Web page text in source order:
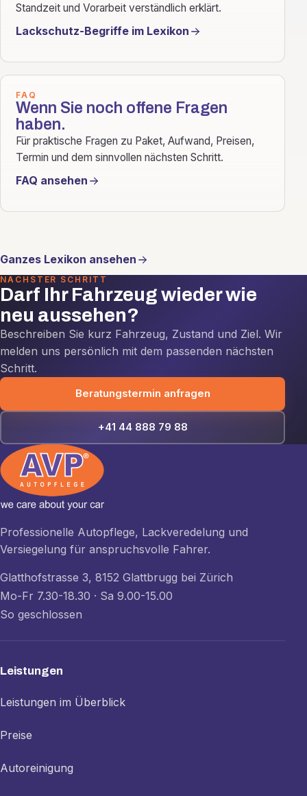
Standzeit und Vorarbeit verständlich erklärt.
Lackschutz-Begriffe im Lexikon
FAQ
Wenn Sie noch offene Fragen
haben.
Für praktische Fragen zu Paket, Aufwand, Preisen,
Termin und dem sinnvollen nächsten Schritt.
FAQ ansehen
Ganzes Lexikon ansehen
NÄCHSTER SCHRITT
Darf Ihr Fahrzeug wieder wie
neu aussehen?
Beschreiben Sie kurz Fahrzeug, Zustand und Ziel. Wir
melden uns persönlich mit dem passenden nächsten
Schritt.
Beratungstermin anfragen
+41 44 888 79 88
Professionelle Autopflege, Lackveredelung und
Versiegelung für anspruchsvolle Fahrer.
Glatthofstrasse 3, 8152 Glattbrugg bei Zürich
Mo-Fr 7.30-18.30 · Sa 9.00-15.00
So geschlossen
Leistungen
Leistungen im Überblick
Preise
Autoreinigung